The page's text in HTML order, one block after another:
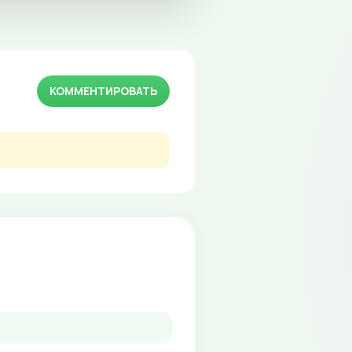
КОММЕНТИРОВАТЬ